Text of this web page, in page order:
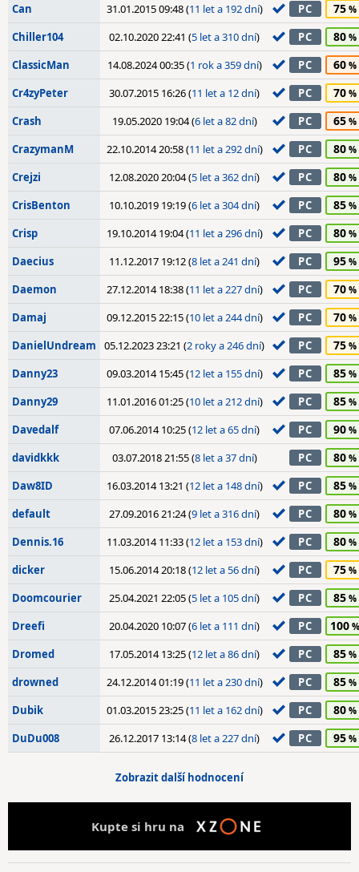
Can 31.01.2015 09:48 (11 let a 192 dní) PC 75
Chiller104 02.10.2020 22:41 (5 let a 310 dní) PC 80
ClassicMan 14.08.2024 00:35 (1 rok a 359 dní) PC 60
Cr4zyPeter 30.07.2015 16:26 (11 let a 12 dní) PC 70
Crash 19.05.2020 19:04 (6 let a 82 dní) PC 65
CrazymanM 22.10.2014 20:58 (11 let a 292 dní) PC 80
Crejzi 12.08.2020 20:04 (5 let a 362 dní) PC 80
CrisBenton 10.10.2019 19:19 (6 let a 304 dní) PC 85
Crisp 19.10.2014 19:04 (11 let a 296 dní) PC 80
Daecius 11.12.2017 19:12 (8 let a 241 dní) PC 95
Daemon 27.12.2014 18:38 (11 let a 227 dní) PC 70
Damaj 09.12.2015 22:15 (10 let a 244 dní) PC 70
DanielUndream 05.12.2023 23:21 (2 roky a 246 dní) PC 75
Danny23 09.03.2014 15:45 (12 let a 155 dní) PC 85
Danny29 11.01.2016 01:25 (10 let a 212 dní) PC 85
Davedalf 07.06.2014 10:25 (12 let a 65 dní) PC 90
davidkkk 03.07.2018 21:55 (8 let a 37 dní) PC 80
Daw8ID 16.03.2014 13:21 (12 let a 148 dní) PC 85
default 27.09.2016 21:24 (9 let a 316 dní) PC 80
Dennis.16 11.03.2014 11:33 (12 let a 153 dní) PC 80
dicker 15.06.2014 20:18 (12 let a 56 dní) PC 75
Doomcourier 25.04.2021 22:05 (5 let a 105 dní) PC 85
Dreefi 20.04.2020 10:07 (6 let a 111 dní) PC 100
Dromed 17.05.2014 13:25 (12 let a 86 dní) PC 85
drowned 24.12.2014 01:19 (11 let a 230 dní) PC 85
Dubik 01.03.2015 23:25 (11 let a 162 dní) PC 80
DuDu008 26.12.2017 13:14 (8 let a 227 dní) PC 95
Zobrazit další hodnocení
Kupte si hru na